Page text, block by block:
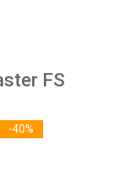
FS
-40%